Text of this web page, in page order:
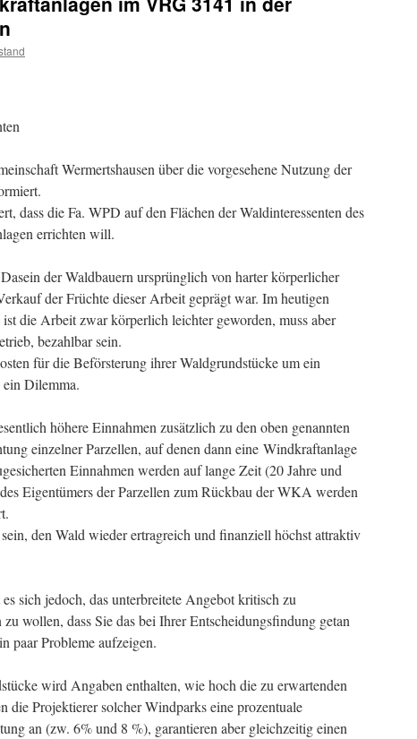
Wermertshausen über die vorgesehene Nutzung der
dass die Fa. WPD auf den Flächen der Waldinteressenten des
errichten will.
der Waldbauern ursprünglich von harter körperlicher
der Früchte dieser Arbeit geprägt war. Im heutigen
die Arbeit zwar körperlich leichter geworden, muss aber
bezahlbar sein.
für die Beförsterung ihrer Waldgrundstücke um ein
Dilemma.
höhere Einnahmen zusätzlich zu den oben genannten
einzelner Parzellen, auf denen dann eine Windkraftanlage
Einnahmen werden auf lange Zeit (20 Jahre und
Eigentümers der Parzellen zum Rückbau der WKA werden
den Wald wieder ertragreich und finanziell höchst attraktiv
sich jedoch, das unterbreitete Angebot kritisch zu
wollen, dass Sie das bei Ihrer Entscheidungsfindung getan
paar Probleme aufzeigen.
wird Angaben enthalten, wie hoch die zu erwartenden
die Projektierer solcher Windparks eine prozentuale
an (zw. 6% und 8 %), garantieren aber gleichzeitig einen